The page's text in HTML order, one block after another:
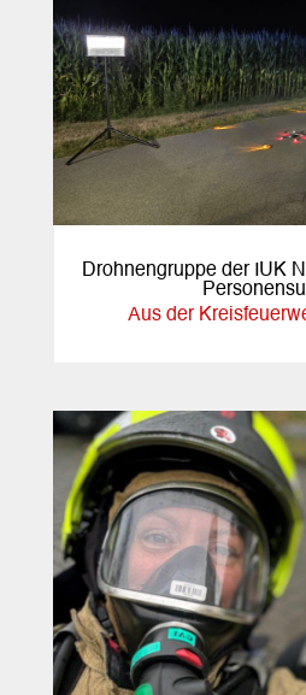
Drohnengruppe der IUK
Aus der